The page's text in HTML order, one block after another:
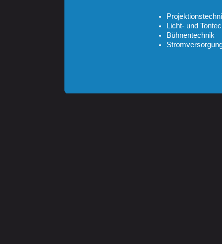
Licht- und
Bühnentechnik